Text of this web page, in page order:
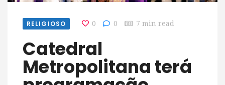
RELIGIOSO 0 0 7 min read
Catedral
Metropolitana terá